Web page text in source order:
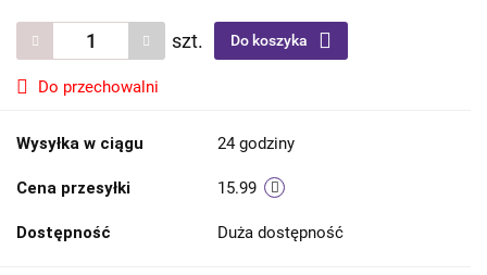
szt. Do koszyka
Do przechowalni
Wysyłka w ciągu 24 godziny
Cena przesyłki 15.99
Dostępność Duża dostępność